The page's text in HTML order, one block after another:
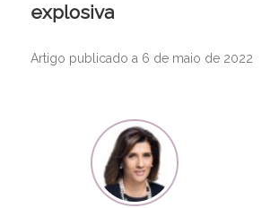
explosiva
Artigo publicado a 6 de maio de 2022